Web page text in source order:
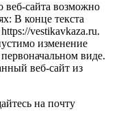
веб-сайта возможно
В конце текста
vestikavkaza.ru.
изменение
виде.
веб-сайт из
на почту